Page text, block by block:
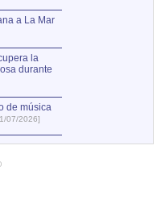
a La Mar
la
durante
de música
07/2026]